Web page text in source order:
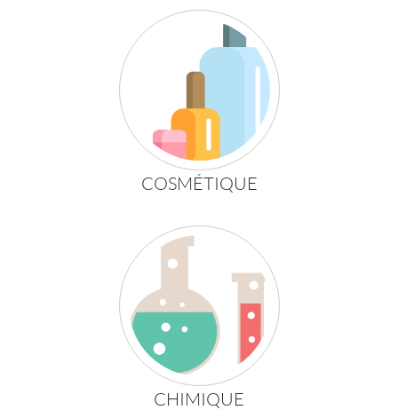
COSMÉTIQUE
CHIMIQUE